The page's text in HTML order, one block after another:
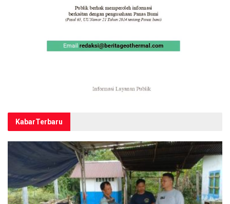
KabarTerbaru